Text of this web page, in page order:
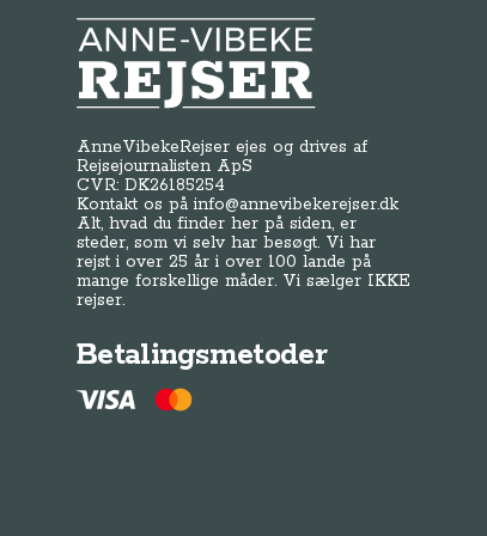
Anne-Vibeke Rejser
AnneVibekeRejser ejes og drives af
Rejsejournalisten ApS
CVR: DK26185254
Kontakt os påinfo@annevibekerejser.dk
Alt, hvad du finder her på siden, er
steder, som vi selv har besøgt. Vi har
rejst i over 25 år i over 100 lande på
mange forskellige måder. Vi sælger IKKE
rejser.
Betalingsmetoder